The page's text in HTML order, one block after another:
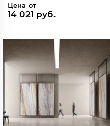
Цена от
14 021 руб.